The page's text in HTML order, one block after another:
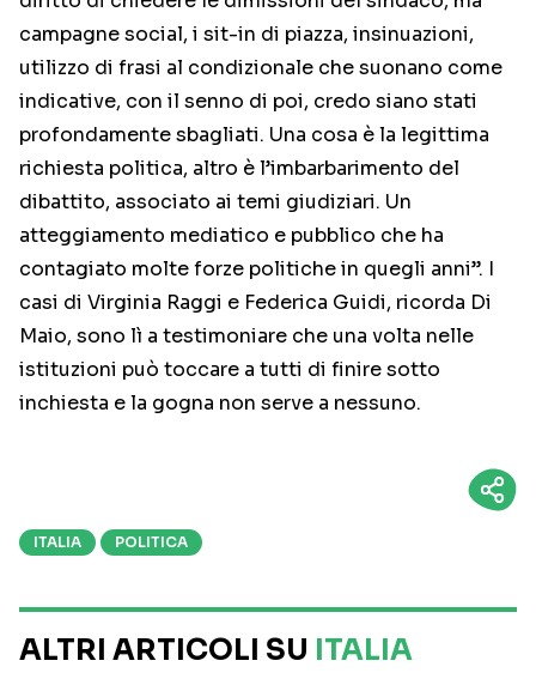
campagne social, i sit-in di piazza, insinuazioni,
utilizzo di frasi al condizionale che suonano come
indicative, con il senno di poi, credo siano stati
profondamente sbagliati. Una cosa è la legittima
richiesta politica, altro è l’imbarbarimento del
dibattito, associato ai temi giudiziari. Un
atteggiamento mediatico e pubblico che ha
contagiato molte forze politiche in quegli anni”. I
casi di Virginia Raggi e Federica Guidi, ricorda Di
Maio, sono lì a testimoniare che una volta nelle
istituzioni può toccare a tutti di finire sotto
inchiesta e la gogna non serve a nessuno.
ITALIA POLITICA
ALTRI ARTICOLI SU ITALIA